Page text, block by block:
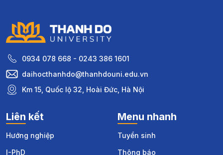
0934 078 668 - 0243 386 1601
daihocthanhdo@thanhdouni.edu.vn
Km 15, Quốc lộ 32, Hoài Đức, Hà Nội
Liên kết
Hướng nghiệp
I-PhD
Menu nhanh
Tuyển sinh
Thông báo